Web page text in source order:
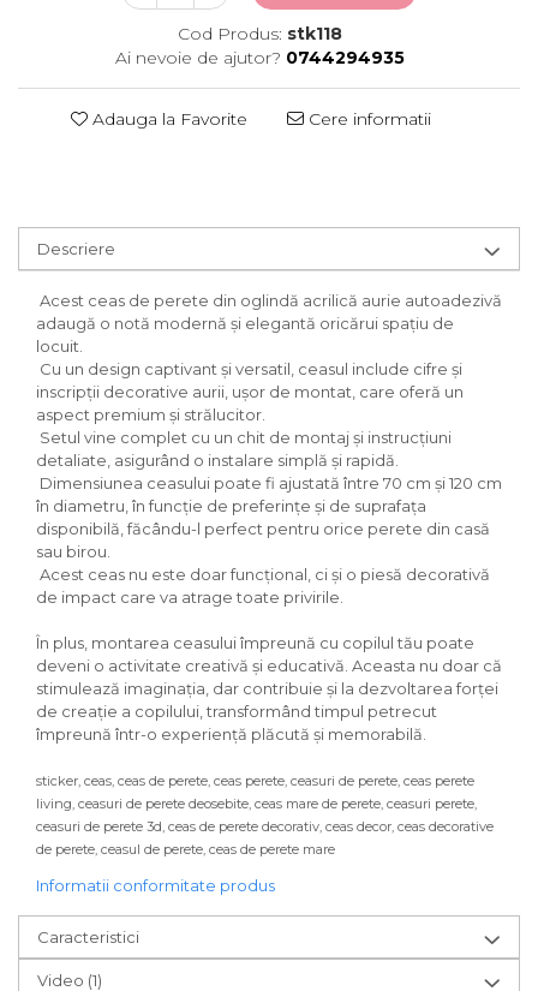
Cod Produs: stk118
Ai nevoie de ajutor? 0744294935
Adauga la Favorite Cere informatii
Descriere
Acest ceas de perete din oglindă acrilică aurie autoadezivă
adaugă o notă modernă și elegantă oricărui spațiu de
locuit.
Cu un design captivant și versatil, ceasul include cifre și
inscripții decorative aurii, ușor de montat, care oferă un
aspect premium și strălucitor.
Setul vine complet cu un chit de montaj și instrucțiuni
detaliate, asigurând o instalare simplă și rapidă.
Dimensiunea ceasului poate fi ajustată între 70 cm și 120 cm
în diametru, în funcție de preferințe și de suprafața
disponibilă, făcându-l perfect pentru orice perete din casă
sau birou.
Acest ceas nu este doar funcțional, ci și o piesă decorativă
de impact care va atrage toate privirile.
În plus, montarea ceasului împreună cu copilul tău poate
deveni o activitate creativă și educativă. Aceasta nu doar că
stimulează imaginația, dar contribuie și la dezvoltarea forței
de creație a copilului, transformând timpul petrecut
împreună într-o experiență plăcută și memorabilă.
sticker, ceas, ceas de perete, ceas perete, ceasuri de perete, ceas perete
living, ceasuri de perete deosebite, ceas mare de perete, ceasuri perete,
ceasuri de perete 3d, ceas de perete decorativ, ceas decor, ceas decorative
de perete, ceasul de perete, ceas de perete mare
Informatii conformitate produs
Caracteristici
Video (1)